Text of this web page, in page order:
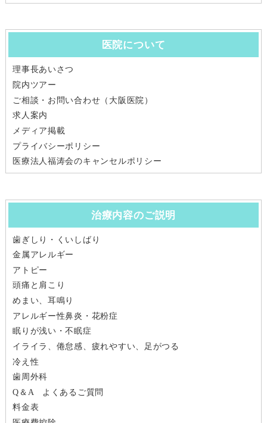
医院について
理事長あいさつ
院内ツアー
ご相談・お問い合わせ（大阪医院）
求人案内
メディア掲載
プライバシーポリシー
医療法人福涛会のキャンセルポリシー
治療内容のご説明
歯ぎしり・くいしばり
金属アレルギー
アトピー
頭痛と肩こり
めまい、耳鳴り
アレルギー性鼻炎・花粉症
眠りが浅い・不眠症
イライラ、倦怠感、疲れやすい、足がつる
冷え性
歯周外科
Q＆A よくあるご質問
料金表